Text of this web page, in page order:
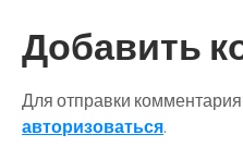
Добавить
Для отправки
авторизоваться.